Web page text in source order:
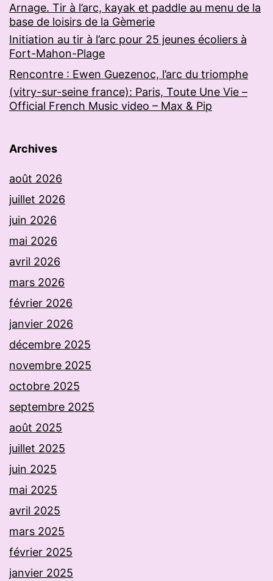
Arnage. Tir à l’arc, kayak et paddle au menu de la
base de loisirs de la Gèmerie
Initiation au tir à l’arc pour 25 jeunes écoliers à
Fort-Mahon-Plage
Rencontre : Ewen Guezenoc, l’arc du triomphe
(vitry-sur-seine france): Paris, Toute Une Vie –
Official French Music video – Max & Pip
Archives
août 2026
juillet 2026
juin 2026
mai 2026
avril 2026
mars 2026
février 2026
janvier 2026
décembre 2025
novembre 2025
octobre 2025
septembre 2025
août 2025
juillet 2025
juin 2025
mai 2025
avril 2025
mars 2025
février 2025
janvier 2025